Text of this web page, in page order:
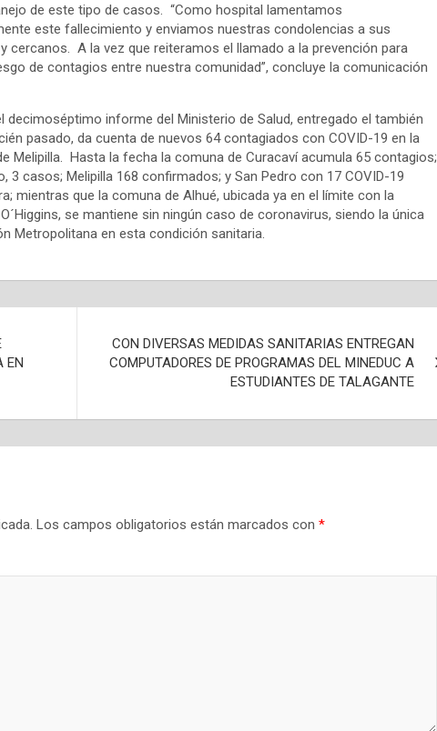
de este tipo de casos. “Como hospital lamentamos
este fallecimiento y enviamos nuestras condolencias a sus
cercanos. A la vez que reiteramos el llamado a la prevención para
de contagios entre nuestra comunidad”, concluye la comunicación
decimoséptimo informe del Ministerio de Salud, entregado el también
pasado, da cuenta de nuevos 64 contagiados con COVID-19 en la
Melipilla. Hasta la fecha la comuna de Curacaví acumula 65 contagios;
3 casos; Melipilla 168 confirmados; y San Pedro con 17 COVID-19
mientras que la comuna de Alhué, ubicada ya en el límite con la
se mantiene sin ningún caso de coronavirus, siendo la única
Metropolitana en esta condición sanitaria.
EN
CON DIVERSAS MEDIDAS SANITARIAS ENTREGAN
COMPUTADORES DE PROGRAMAS DEL MINEDUC A
ESTUDIANTES DE TALAGANTE
Los campos obligatorios están marcados con *